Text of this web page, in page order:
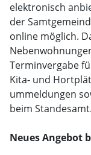
elektronisch
der
online möglich.
Terminvergabe
Kita- und
ummeldungen
beim Standesamt.
Neues Angebot